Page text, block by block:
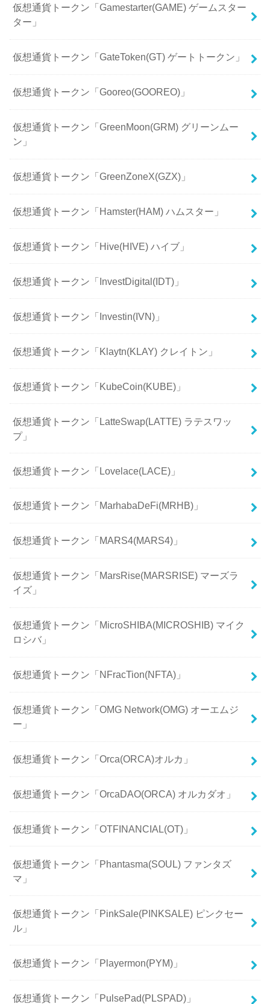
仮想通貨トークン「Gamestarter(GAME) ゲームスター
ター」
仮想通貨トークン「GateToken(GT) ゲートトークン」
仮想通貨トークン「Gooreo(GOOREO)」
仮想通貨トークン「GreenMoon(GRM) グリーンムー
ン」
仮想通貨トークン「GreenZoneX(GZX)」
仮想通貨トークン「Hamster(HAM) ハムスター」
仮想通貨トークン「Hive(HIVE) ハイブ」
仮想通貨トークン「InvestDigital(IDT)」
仮想通貨トークン「Investin(IVN)」
仮想通貨トークン「Klaytn(KLAY) クレイトン」
仮想通貨トークン「KubeCoin(KUBE)」
仮想通貨トークン「LatteSwap(LATTE) ラテスワッ
プ」
仮想通貨トークン「Lovelace(LACE)」
仮想通貨トークン「MarhabaDeFi(MRHB)」
仮想通貨トークン「MARS4(MARS4)」
仮想通貨トークン「MarsRise(MARSRISE) マーズラ
イズ」
仮想通貨トークン「MicroSHIBA(MICROSHIB) マイク
ロシバ」
仮想通貨トークン「NFracTion(NFTA)」
仮想通貨トークン「OMG Network(OMG) オーエムジ
ー」
仮想通貨トークン「Orca(ORCA)オルカ」
仮想通貨トークン「OrcaDAO(ORCA) オルカダオ」
仮想通貨トークン「OTFINANCIAL(OT)」
仮想通貨トークン「Phantasma(SOUL) ファンタズ
マ」
仮想通貨トークン「PinkSale(PINKSALE) ピンクセー
ル」
仮想通貨トークン「Playermon(PYM)」
仮想通貨トークン「PulsePad(PLSPAD)」